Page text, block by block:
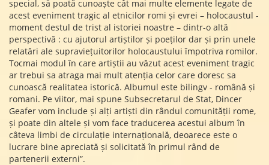
special, să poată cunoaște cât mai multe elemente legate de
acest eveniment tragic al etnicilor romi și evrei – holocaustul -
moment destul de trist al istoriei noastre – dintr-o altă
perspectivă : cu ajutorul artiștilor și poeților dar și prin unele
relatări ale supraviețuitorilor holocaustului împotriva romilor.
Tocmai modul în care artiștii au văzut acest eveniment tragic
ar trebui sa atraga mai mult atenția celor care doresc sa
cunoască realitatea istorică. Albumul este bilingv - română și
romani. Pe viitor, mai spune Subsecretarul de Stat, Dincer
Geafer vom include și alți artiști din rândul comunității rome,
și poate din altele și vom face traducerea acestui album în
câteva limbi de circulație internațională, deoarece este o
lucrare bine apreciată și solicitată în primul rând de
partenerii externi”.